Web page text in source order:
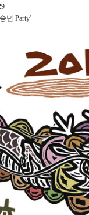
년 Party'